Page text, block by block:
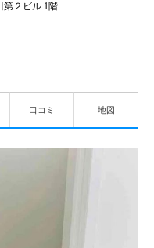
第２ビル 1階
口コミ 地図